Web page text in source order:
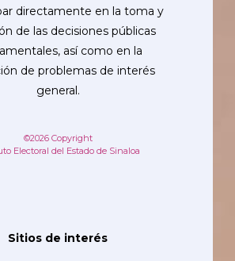
directamente en la toma y
de las decisiones públicas
así como en la
de problemas de interés
general.
©2026 Copyright
Electoral del Estado de Sinaloa
Sitios de interés